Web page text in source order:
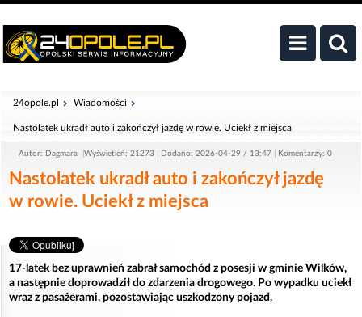
24opole.pl Wiadomości
Nastolatek ukradł auto i zakończył jazdę w rowie. Uciekł z miejsca
Autor: Dagmara Wyświetleń: 21273 Dodano: 2026-04-29 / 13:47 Komentarzy: 0
Nastolatek ukradł auto i zakończył jazdę
w rowie. Uciekł z miejsca
17-latek bez uprawnień zabrał samochód z posesji w gminie Wilków,
a następnie doprowadził do zdarzenia drogowego. Po wypadku uciekł
wraz z pasażerami, pozostawiając uszkodzony pojazd.